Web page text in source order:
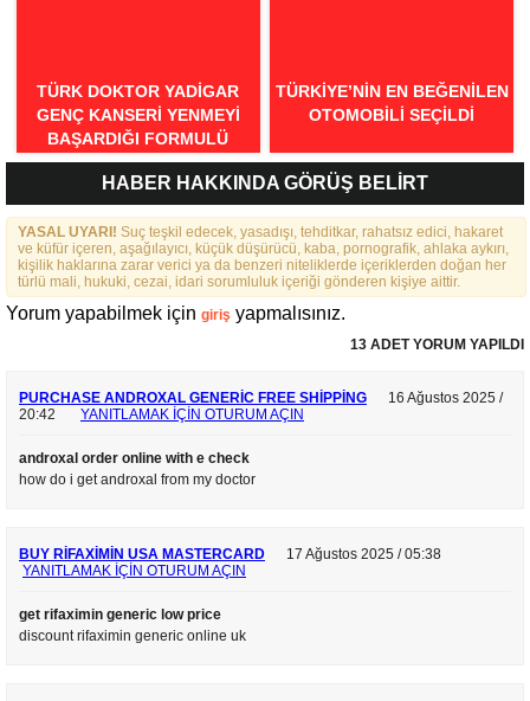
TÜRK DOKTOR YADIGAR
GENÇ KANSERI YENMEYI
BAŞARDIĞI FORMULÜ
AÇIKLADI
TÜRKIYE’NIN EN BEĞENILEN
OTOMOBILI SEÇILDI
HABER HAKKINDA GÖRÜŞ BELİRT
YASAL UYARI! Suç teşkil edecek, yasadışı, tehditkar, rahatsız edici, hakaret
ve küfür içeren, aşağılayıcı, küçük düşürücü, kaba, pornografik, ahlaka aykırı,
kişilik haklarına zarar verici ya da benzeri niteliklerde içeriklerden doğan her
türlü mali, hukuki, cezai, idari sorumluluk içeriği gönderen kişiye aittir.
Yorum yapabilmek için giriş yapmalısınız.
13 ADET YORUM YAPILDI
PURCHASE ANDROXAL GENERIC FREE SHIPPING
16 Ağustos 2025 /
20:42
YANITLAMAK IÇIN OTURUM AÇIN
androxal order online with e check
how do i get androxal from my doctor
BUY RIFAXIMIN USA MASTERCARD
17 Ağustos 2025 / 05:38
YANITLAMAK IÇIN OTURUM AÇIN
get rifaximin generic low price
discount rifaximin generic online uk